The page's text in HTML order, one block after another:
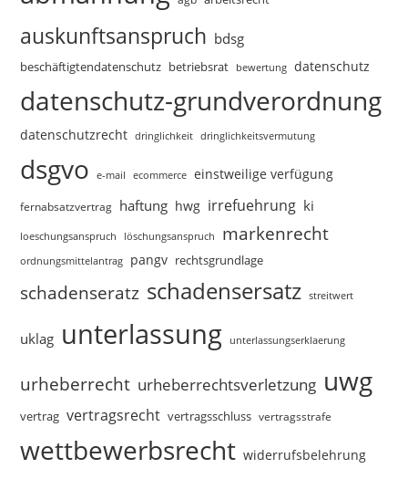
auskunftsanspruch bdsg
beschäftigtendatenschutz betriebsrat bewertung datenschutz
datenschutz-grundverordnung
datenschutzrecht dringlichkeit dringlichkeitsvermutung
dsgvo e-mail ecommerce einstweilige verfügung
fernabsatzvertrag haftung hwg irrefuehrung ki
loeschungsanspruch löschungsanspruch markenrecht
ordnungsmittelantrag pangv rechtsgrundlage
schadenseratz schadensersatz streitwert
uklag unterlassung unterlassungserklaerung
urheberrecht urheberrechtsverletzung uwg
vertrag vertragsrecht vertragsschluss vertragsstrafe
wettbewerbsrecht widerrufsbelehrung